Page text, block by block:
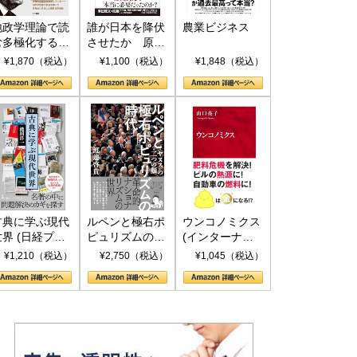
政学理論で読
多極化する世
トランプと
¥1,870（税込）
誰が日本を降伏
させたか 原爆
投下、ソ連参
(PHP新書)
¥1,100（税込）
農業ビジネス
¥1,848（税込）
典に学ぶ現代
界 (日経プレ
アシリーズ)
¥1,210（税込）
ルペンと極右ポ
ピュリズムの時
代：〈ヤヌス〉
¥2,750（税込）
ウンコノミクス
(インターナシ
ョナル新書)
¥1,045（税込）